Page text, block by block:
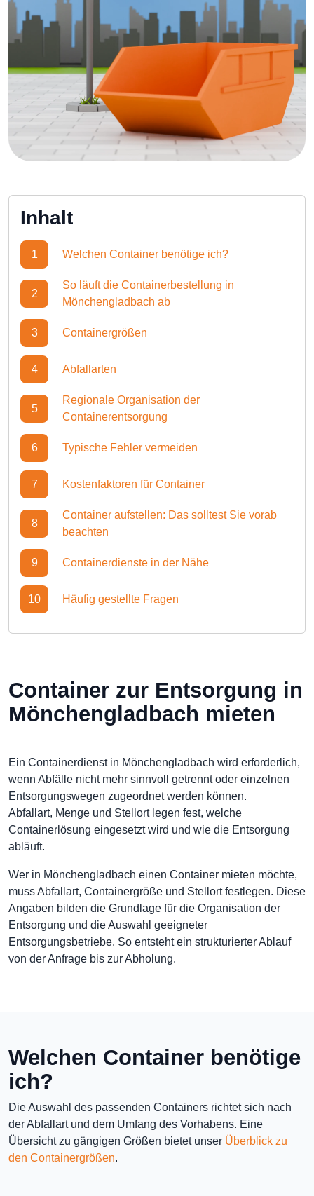
Inhalt
1 Welchen Container benötige ich?
2
So läuft die Containerbestellung in
Mönchengladbach ab
3 Containergrößen
4 Abfallarten
5
Regionale Organisation der
Containerentsorgung
6 Typische Fehler vermeiden
7 Kostenfaktoren für Container
8
Container aufstellen: Das solltest Sie vorab
beachten
9 Containerdienste in der Nähe
10 Häufig gestellte Fragen
Container zur Entsorgung in
Mönchengladbach mieten
Ein Containerdienst in Mönchengladbach wird erforderlich,
wenn Abfälle nicht mehr sinnvoll getrennt oder einzelnen
Entsorgungswegen zugeordnet werden können.
Abfallart, Menge und Stellort legen fest, welche
Containerlösung eingesetzt wird und wie die Entsorgung
abläuft.
Wer in Mönchengladbach einen Container mieten möchte,
muss Abfallart, Containergröße und Stellort festlegen. Diese
Angaben bilden die Grundlage für die Organisation der
Entsorgung und die Auswahl geeigneter
Entsorgungsbetriebe. So entsteht ein strukturierter Ablauf
von der Anfrage bis zur Abholung.
Welchen Container benötige
ich?
Die Auswahl des passenden Containers richtet sich nach
der Abfallart und dem Umfang des Vorhabens. Eine
Übersicht zu gängigen Größen bietet unser Überblick zu
den Containergrößen.